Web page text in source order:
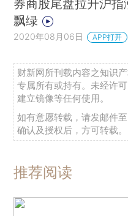
券商股尾盘拉升沪
飘绿
2020年08月06日 APP打开
财新网所刊载内容之知识
专属所有或持有。未经许
建立镜像等任何使用。
如有意愿转载，请发邮件至
确认及授权后，方可转载。
推荐阅读